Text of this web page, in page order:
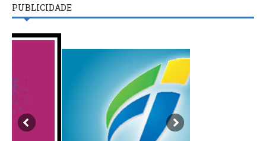
PUBLICIDADE